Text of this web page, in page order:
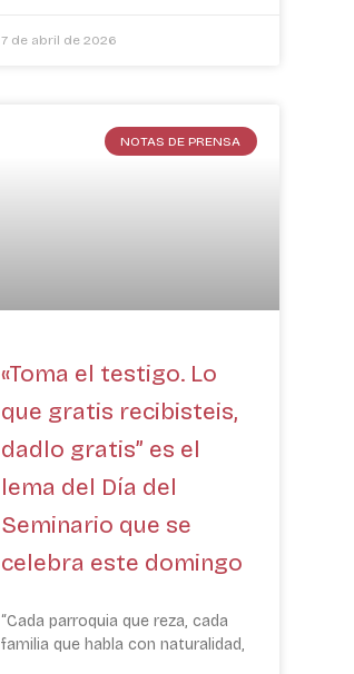
7 de abril de 2026
NOTAS DE PRENSA
«Toma el testigo. Lo
que gratis recibisteis,
dadlo gratis” es el
lema del Día del
Seminario que se
celebra este domingo
“Cada parroquia que reza, cada
familia que habla con naturalidad,